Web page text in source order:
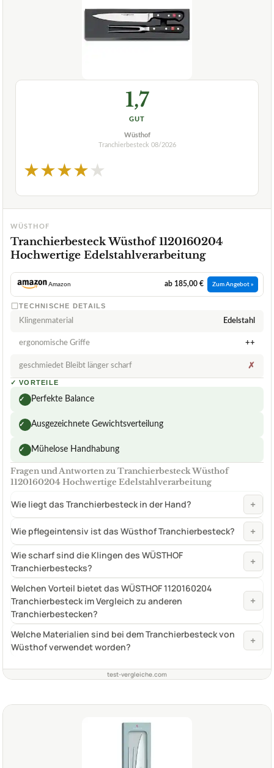
1,7
GUT
Wüsthof
Tranchierbesteck 08/2026
★★★★★
WÜSTHOF
Tranchierbesteck Wüsthof 1120160204
Hochwertige Edelstahlverarbeitung
Amazon ab 185,00 € Zum Angebot »
TECHNISCHE DETAILS
Klingenmaterial Edelstahl
ergonomische Griffe ++
geschmiedet Bleibt länger scharf ✗
✓ VORTEILE
✓ Perfekte Balance
✓ Ausgezeichnete Gewichtsverteilung
✓ Mühelose Handhabung
Fragen und Antworten zu Tranchierbesteck Wüsthof
1120160204 Hochwertige Edelstahlverarbeitung
Wie liegt das Tranchierbesteck in der Hand? +
Wie pflegeintensiv ist das Wüsthof Tranchierbesteck? +
Wie scharf sind die Klingen des WÜSTHOF
Tranchierbestecks?
+
Welchen Vorteil bietet das WÜSTHOF 1120160204
Tranchierbesteck im Vergleich zu anderen
Tranchierbestecken?
+
Welche Materialien sind bei dem Tranchierbesteck von
Wüsthof verwendet worden?
+
test-vergleiche.com